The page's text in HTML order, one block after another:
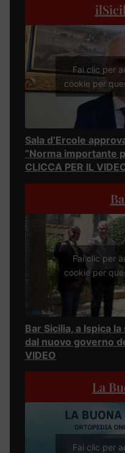
Fai clic per
cookie per
Sala d’Ercole
“Norma importante
CLICCA PER IL
Fai clic per
cookie per
Bar Sicilia, a Ispica
dal nuovo governo
VIDEO
La
Fai clic per